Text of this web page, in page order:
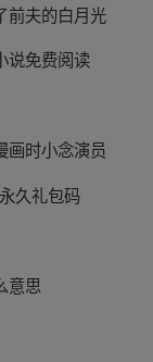
前夫的白月光
说免费阅读
画时小念演员
久礼包码
意思